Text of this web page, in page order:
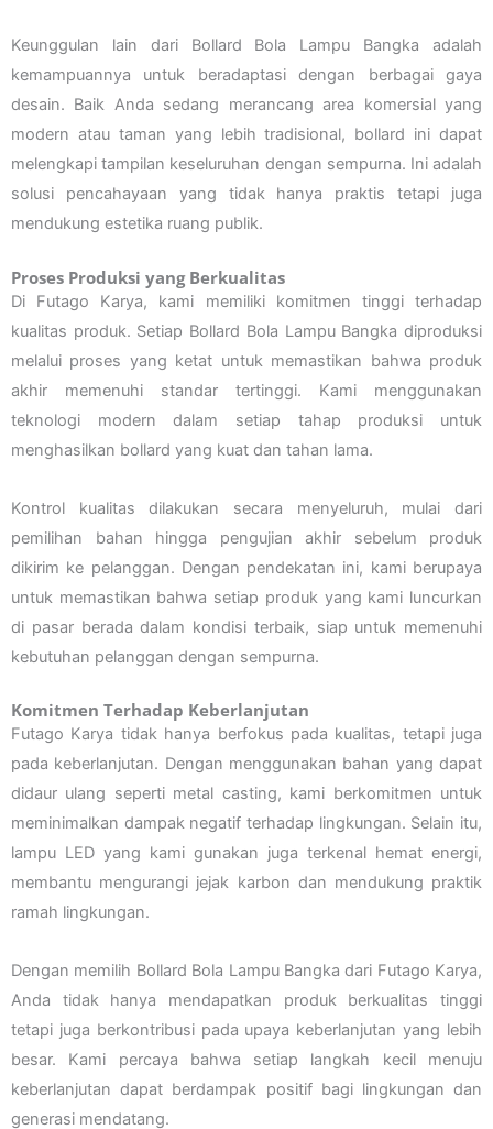
Keunggulan lain dari Bollard Bola Lampu Bangka adalah
kemampuannya untuk beradaptasi dengan berbagai gaya
desain. Baik Anda sedang merancang area komersial yang
modern atau taman yang lebih tradisional, bollard ini dapat
melengkapi tampilan keseluruhan dengan sempurna. Ini adalah
solusi pencahayaan yang tidak hanya praktis tetapi juga
mendukung estetika ruang publik.
Proses Produksi yang Berkualitas
Di Futago Karya, kami memiliki komitmen tinggi terhadap
kualitas produk. Setiap Bollard Bola Lampu Bangka diproduksi
melalui proses yang ketat untuk memastikan bahwa produk
akhir memenuhi standar tertinggi. Kami menggunakan
teknologi modern dalam setiap tahap produksi untuk
menghasilkan bollard yang kuat dan tahan lama.
Kontrol kualitas dilakukan secara menyeluruh, mulai dari
pemilihan bahan hingga pengujian akhir sebelum produk
dikirim ke pelanggan. Dengan pendekatan ini, kami berupaya
untuk memastikan bahwa setiap produk yang kami luncurkan
di pasar berada dalam kondisi terbaik, siap untuk memenuhi
kebutuhan pelanggan dengan sempurna.
Komitmen Terhadap Keberlanjutan
Futago Karya tidak hanya berfokus pada kualitas, tetapi juga
pada keberlanjutan. Dengan menggunakan bahan yang dapat
didaur ulang seperti metal casting, kami berkomitmen untuk
meminimalkan dampak negatif terhadap lingkungan. Selain itu,
lampu LED yang kami gunakan juga terkenal hemat energi,
membantu mengurangi jejak karbon dan mendukung praktik
ramah lingkungan.
Dengan memilih Bollard Bola Lampu Bangka dari Futago Karya,
Anda tidak hanya mendapatkan produk berkualitas tinggi
tetapi juga berkontribusi pada upaya keberlanjutan yang lebih
besar. Kami percaya bahwa setiap langkah kecil menuju
keberlanjutan dapat berdampak positif bagi lingkungan dan
generasi mendatang.